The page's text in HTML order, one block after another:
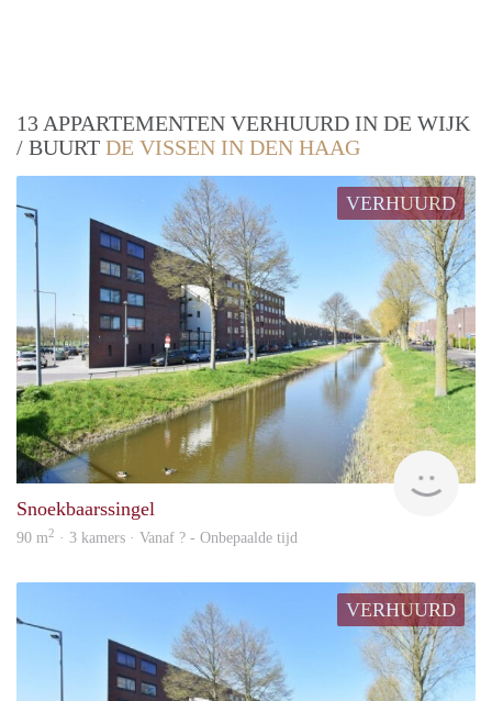
13 APPARTEMENTEN VERHUURD IN DE WIJK
/ BUURT DE VISSEN IN DEN HAAG
VERHUURD
Snoekbaarssingel
90 m2 · 3 kamers · Vanaf ? - Onbepaalde tijd
VERHUURD